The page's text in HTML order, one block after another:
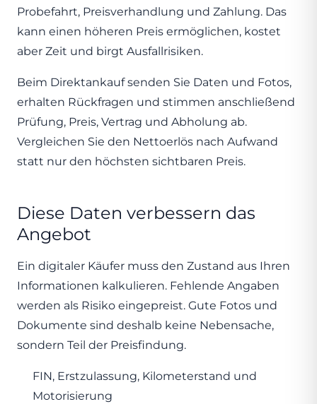
Probefahrt, Preisverhandlung und Zahlung. Das
kann einen höheren Preis ermöglichen, kostet
aber Zeit und birgt Ausfallrisiken.
Beim Direktankauf senden Sie Daten und Fotos,
erhalten Rückfragen und stimmen anschließend
Prüfung, Preis, Vertrag und Abholung ab.
Vergleichen Sie den Nettoerlös nach Aufwand
statt nur den höchsten sichtbaren Preis.
Diese Daten verbessern das
Angebot
Ein digitaler Käufer muss den Zustand aus Ihren
Informationen kalkulieren. Fehlende Angaben
werden als Risiko eingepreist. Gute Fotos und
Dokumente sind deshalb keine Nebensache,
sondern Teil der Preisfindung.
FIN, Erstzulassung, Kilometerstand und
Motorisierung